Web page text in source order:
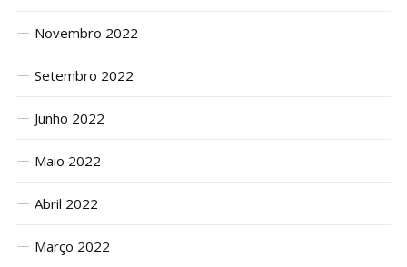
Novembro 2022
Setembro 2022
Junho 2022
Maio 2022
Abril 2022
Março 2022